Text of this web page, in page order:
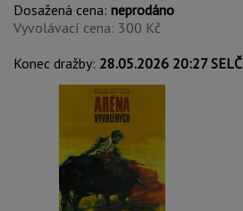
Dosažená cena: neprodáno
Vyvolávací cena: 300 Kč
Konec dražby: 28.05.2026 20:27 SELČ